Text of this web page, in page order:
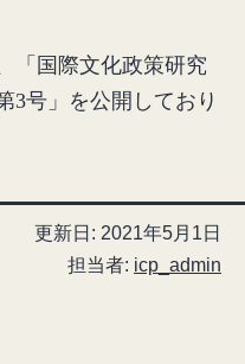
「国際文化政策研究
3号」を公開しており
更新日: 2021年5月1日
担当者: icp_admin